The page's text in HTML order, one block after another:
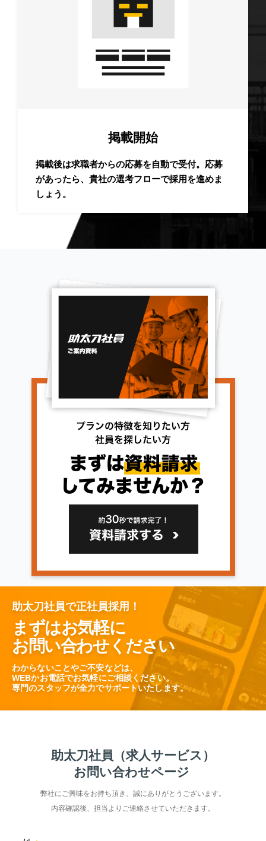
掲載開始
掲載後は求職者からの応募を自動で受付。応募
があったら、貴社の選考フローで採用を進めま
しょう。
助太刀社員で正社員採用！
まずはお気軽に
お問い合わせください
わからないことやご不安などは、
WEBかお電話でお気軽にご相談ください。
専門のスタッフが全力でサポートいたします。